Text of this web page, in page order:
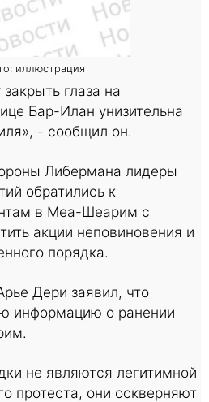
иллюстрация
глаза на
Бар-Илан унизительна
- сообщил он.
Либермана лидеры
обратились к
в Меа-Шеарим с
акции неповиновения и
порядка.
Дери заявил, что
информацию о ранении
не являются легитимной
протеста, они оскверняют